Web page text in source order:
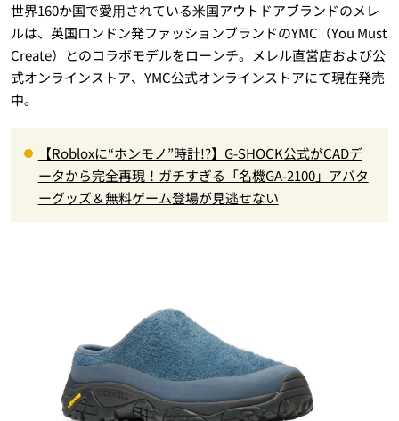
世界160か国で愛⽤されている⽶国アウトドアブランドのメレ
ルは、英国ロンドン発ファッションブランドのYMC（You Must
Create）とのコラボモデルをローンチ。メレル直営店および公
式オンラインストア、YMC公式オンラインストアにて現在発売
中。
【Robloxに“ホンモノ”時計!?】G-SHOCK公式がCADデ
ータから完全再現！ガチすぎる「名機GA-2100」アバタ
ーグッズ＆無料ゲーム登場が見逃せない